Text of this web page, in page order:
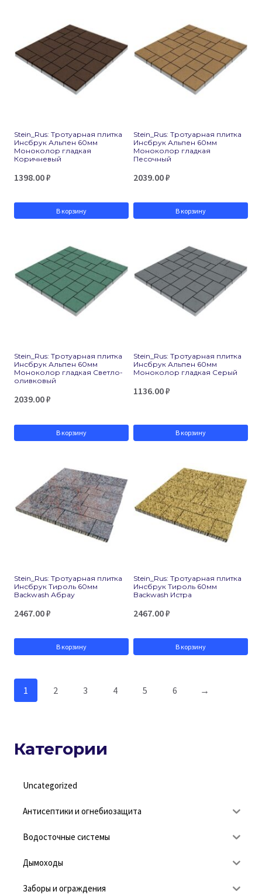
Stein_Rus: Тротуарная плитка
Инсбрук Альпен 60мм
Моноколор гладкая
Коричневый
1398.00₽
В корзину
Stein_Rus: Тротуарная плитка
Инсбрук Альпен 60мм
Моноколор гладкая
Песочный
2039.00₽
В корзину
Stein_Rus: Тротуарная плитка
Инсбрук Альпен 60мм
Моноколор гладкая Светло-
оливковый
2039.00₽
В корзину
Stein_Rus: Тротуарная плитка
Инсбрук Альпен 60мм
Моноколор гладкая Серый
1136.00₽
В корзину
Stein_Rus: Тротуарная плитка
Инсбрук Тироль 60мм
Backwash Абрау
2467.00₽
В корзину
Stein_Rus: Тротуарная плитка
Инсбрук Тироль 60мм
Backwash Истра
2467.00₽
В корзину
1 2 3 4 5 6 →
Категории
Uncategorized
Антисептики и огнебиозащита
Водосточные системы
Дымоходы
Заборы и ограждения